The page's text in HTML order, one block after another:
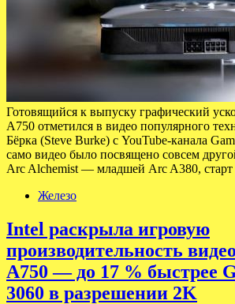
Готовящийся к выпуску графический
A750 отметился в видео популярного
Бёрка (Steve Burke) с YouTube-канала
само видео было посвящено совсем
Arc Alchemist — младшей Arc A380,
Железо
Intel раскрыла игровую
производительность
A750 — до 17 % быстрее
3060 в разрешении 2K